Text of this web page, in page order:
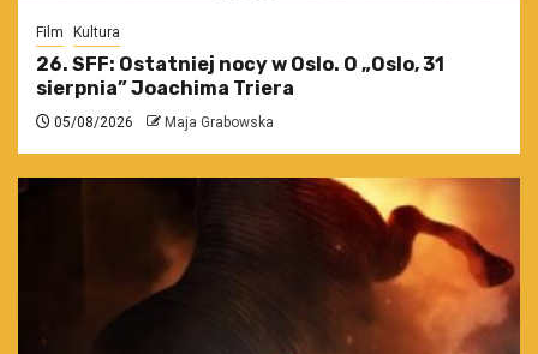
Film Kultura
26. SFF: Ostatniej nocy w Oslo. O „Oslo, 31
sierpnia” Joachima Triera
05/08/2026 Maja Grabowska